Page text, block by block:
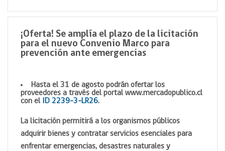
¡Oferta! Se amplía el plazo de la licitación
para el nuevo Convenio Marco para
prevención ante emergencias
Hasta el 31 de agosto podrán ofertar los
proveedores a través del portal www.mercadopublico.cl
con el ID 2239-3-LR26.
La licitación permitirá a los organismos públicos
adquirir bienes y contratar servicios esenciales para
enfrentar emergencias, desastres naturales y